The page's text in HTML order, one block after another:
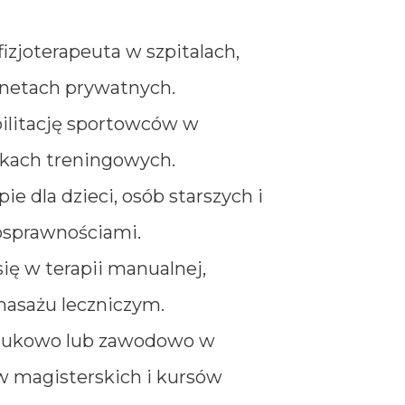
w szpitalach,
prywatnych.
sportowców w
treningowych.
dla dzieci, osób starszych i
w terapii manualnej,
leczniczym.
lub zawodowo w
magisterskich i kursów